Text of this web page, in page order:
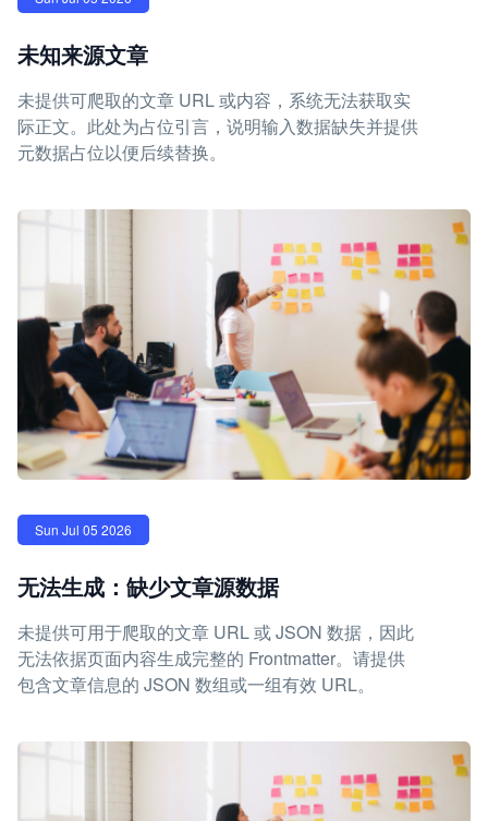
未知来源文章
未提供可爬取的文章 URL 或内容，系统无法获取实
际正文。此处为占位引言，说明输入数据缺失并提供
元数据占位以便后续替换。
Sun Jul 05 2026
无法生成：缺少文章源数据
未提供可用于爬取的文章 URL 或 JSON 数据，因此
无法依据页面内容生成完整的 Frontmatter。请提供
包含文章信息的 JSON 数组或一组有效 URL。